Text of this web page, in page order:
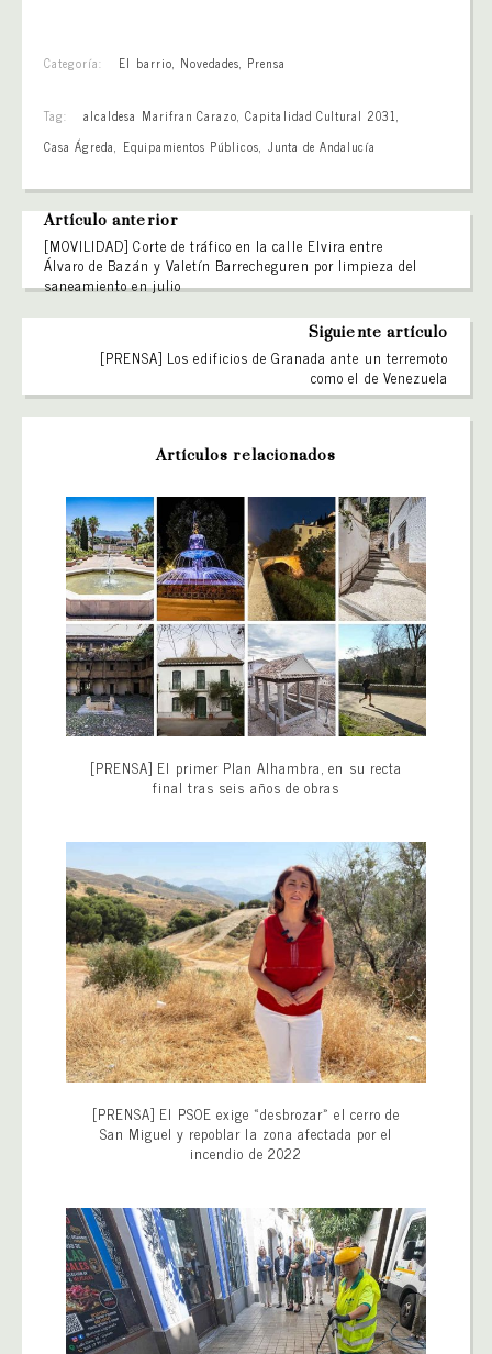
Categoría: El barrio, Novedades, Prensa
Tag: alcaldesa Marifran Carazo,Capitalidad Cultural 2031,
Casa Ágreda, Equipamientos Públicos, Junta de Andalucía
Artículo anterior
[MOVILIDAD] Corte de tráfico en la calle Elvira entre
Álvaro de Bazán y Valetín Barrecheguren por limpieza del
saneamiento en julio
Siguiente artículo
[PRENSA] Los edificios de Granada ante un terremoto
como el de Venezuela
Artículos relacionados
[PRENSA] El primer Plan Alhambra, en su recta
final tras seis años de obras
[PRENSA] El PSOE exige «desbrozar» el cerro de
San Miguel y repoblar la zona afectada por el
incendio de 2022